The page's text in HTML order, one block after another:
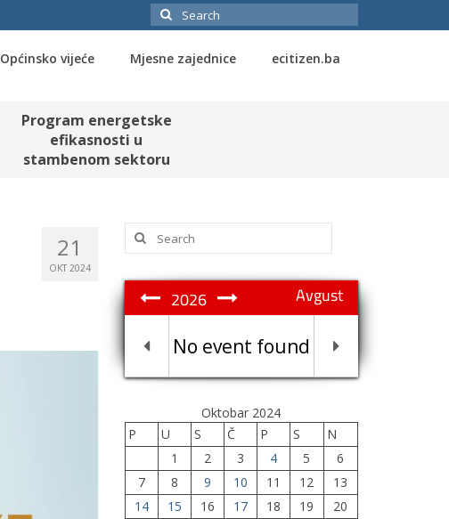
Search
for:
Općinsko vijeće Mjesne zajednice ecitizen.ba
Program energetske
efikasnosti u
stambenom sektoru
21
OKT 2024
Search
for:
Avgust
2026
No event found
Oktobar 2024
P
U S Č P S
N
1
2 3 4 5
6
7
8 9 10 11 12
13
14
15 16 17 18 19
20